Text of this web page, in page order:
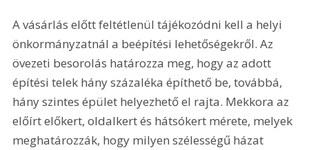
A vásárlás előtt feltétlenül tájékozódni kell a helyi
önkormányzatnál a beépítési lehetőségekről. Az
övezeti besorolás határozza meg, hogy az adott
építési telek hány százaléka építhető be, továbbá,
hány szintes épület helyezhető el rajta. Mekkora az
előírt előkert, oldalkert és hátsókert mérete, melyek
meghatározzák, hogy milyen szélességű házat